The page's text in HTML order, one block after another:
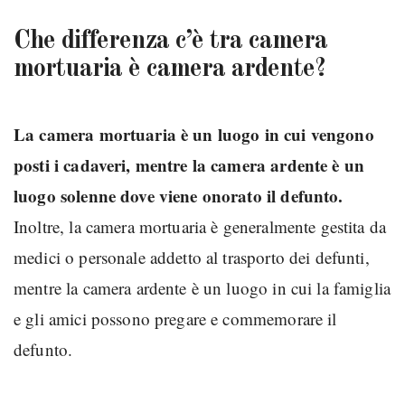
Che differenza c’è tra camera
mortuaria è camera ardente?
La camera mortuaria è un luogo in cui vengono
posti i cadaveri, mentre la camera ardente è un
luogo solenne dove viene onorato il defunto.
Inoltre, la camera mortuaria è generalmente gestita da
medici o personale addetto al trasporto dei defunti,
mentre la camera ardente è un luogo in cui la famiglia
e gli amici possono pregare e commemorare il
defunto.